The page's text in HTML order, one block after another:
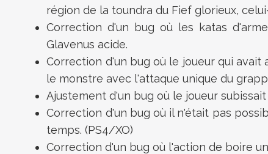
région de la toundra du Fief glorieux,
Correction d'un bug où les katas
Glavenus acide.
Correction d'un bug où le joueur qui
le monstre avec l'attaque unique du
Ajustement d'un bug où le joueur
Correction d'un bug où il n'était pas
temps. (PS4/XO)
Correction d'un bug où l'action de boire